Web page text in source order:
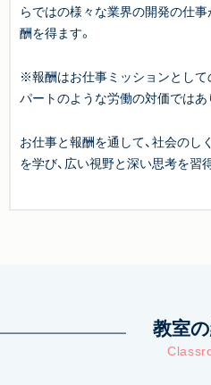
らではの様々な業界の開発の仕
酬を得ます。
※報酬はお仕事ミッションとして
パートのような労働の対価ではあ
お仕事と報酬を通して、社会のし
を学び、広い視野と深い思考を習
教室